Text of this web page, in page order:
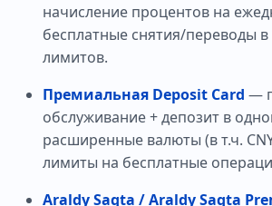
начисление процентов на
бесплатные снятия/переводы в
лимитов.
Премиальная Deposit Card —
обслуживание + депозит в
расширенные валюты (в т.ч.
лимиты на бесплатные
Araldy Saqta / Araldy Saqta